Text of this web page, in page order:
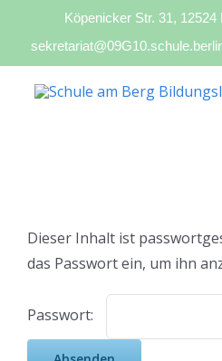
Köpenicker Str. 31, 12524
Inhalt
Dieser Inhalt ist
das Passwort ein, um ihn
Passwort: